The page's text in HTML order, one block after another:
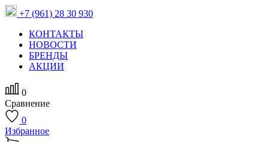
+7 (961) 28 30 930
КОНТАКТЫ
НОВОСТИ
БРЕНДЫ
АКЦИИ
0
Сравнение
0
Избранное